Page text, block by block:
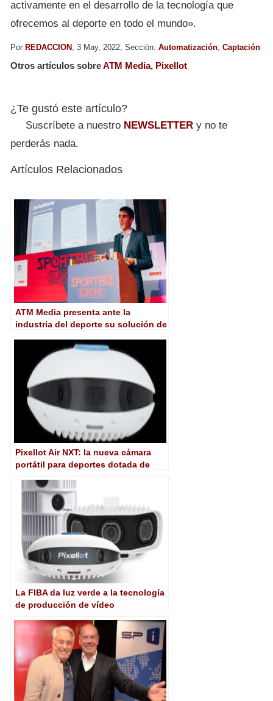
activamente en el desarrollo de la tecnología que
ofrecemos al deporte en todo el mundo».
Por REDACCION , 3 May, 2022, Sección: Automatización Captación
Otros artículos sobreATM Media, Pixellot
¿Te gustó este artículo?
Suscríbete a nuestro NEWSLETTER y no te
perderás nada.
Artículos Relacionados
ATM Media presenta ante la
industria del deporte su solución de
Pixellot Air NXT: la nueva cámara
portátil para deportes dotada de
La FIBA da luz verde a la tecnología
de producción de vídeo